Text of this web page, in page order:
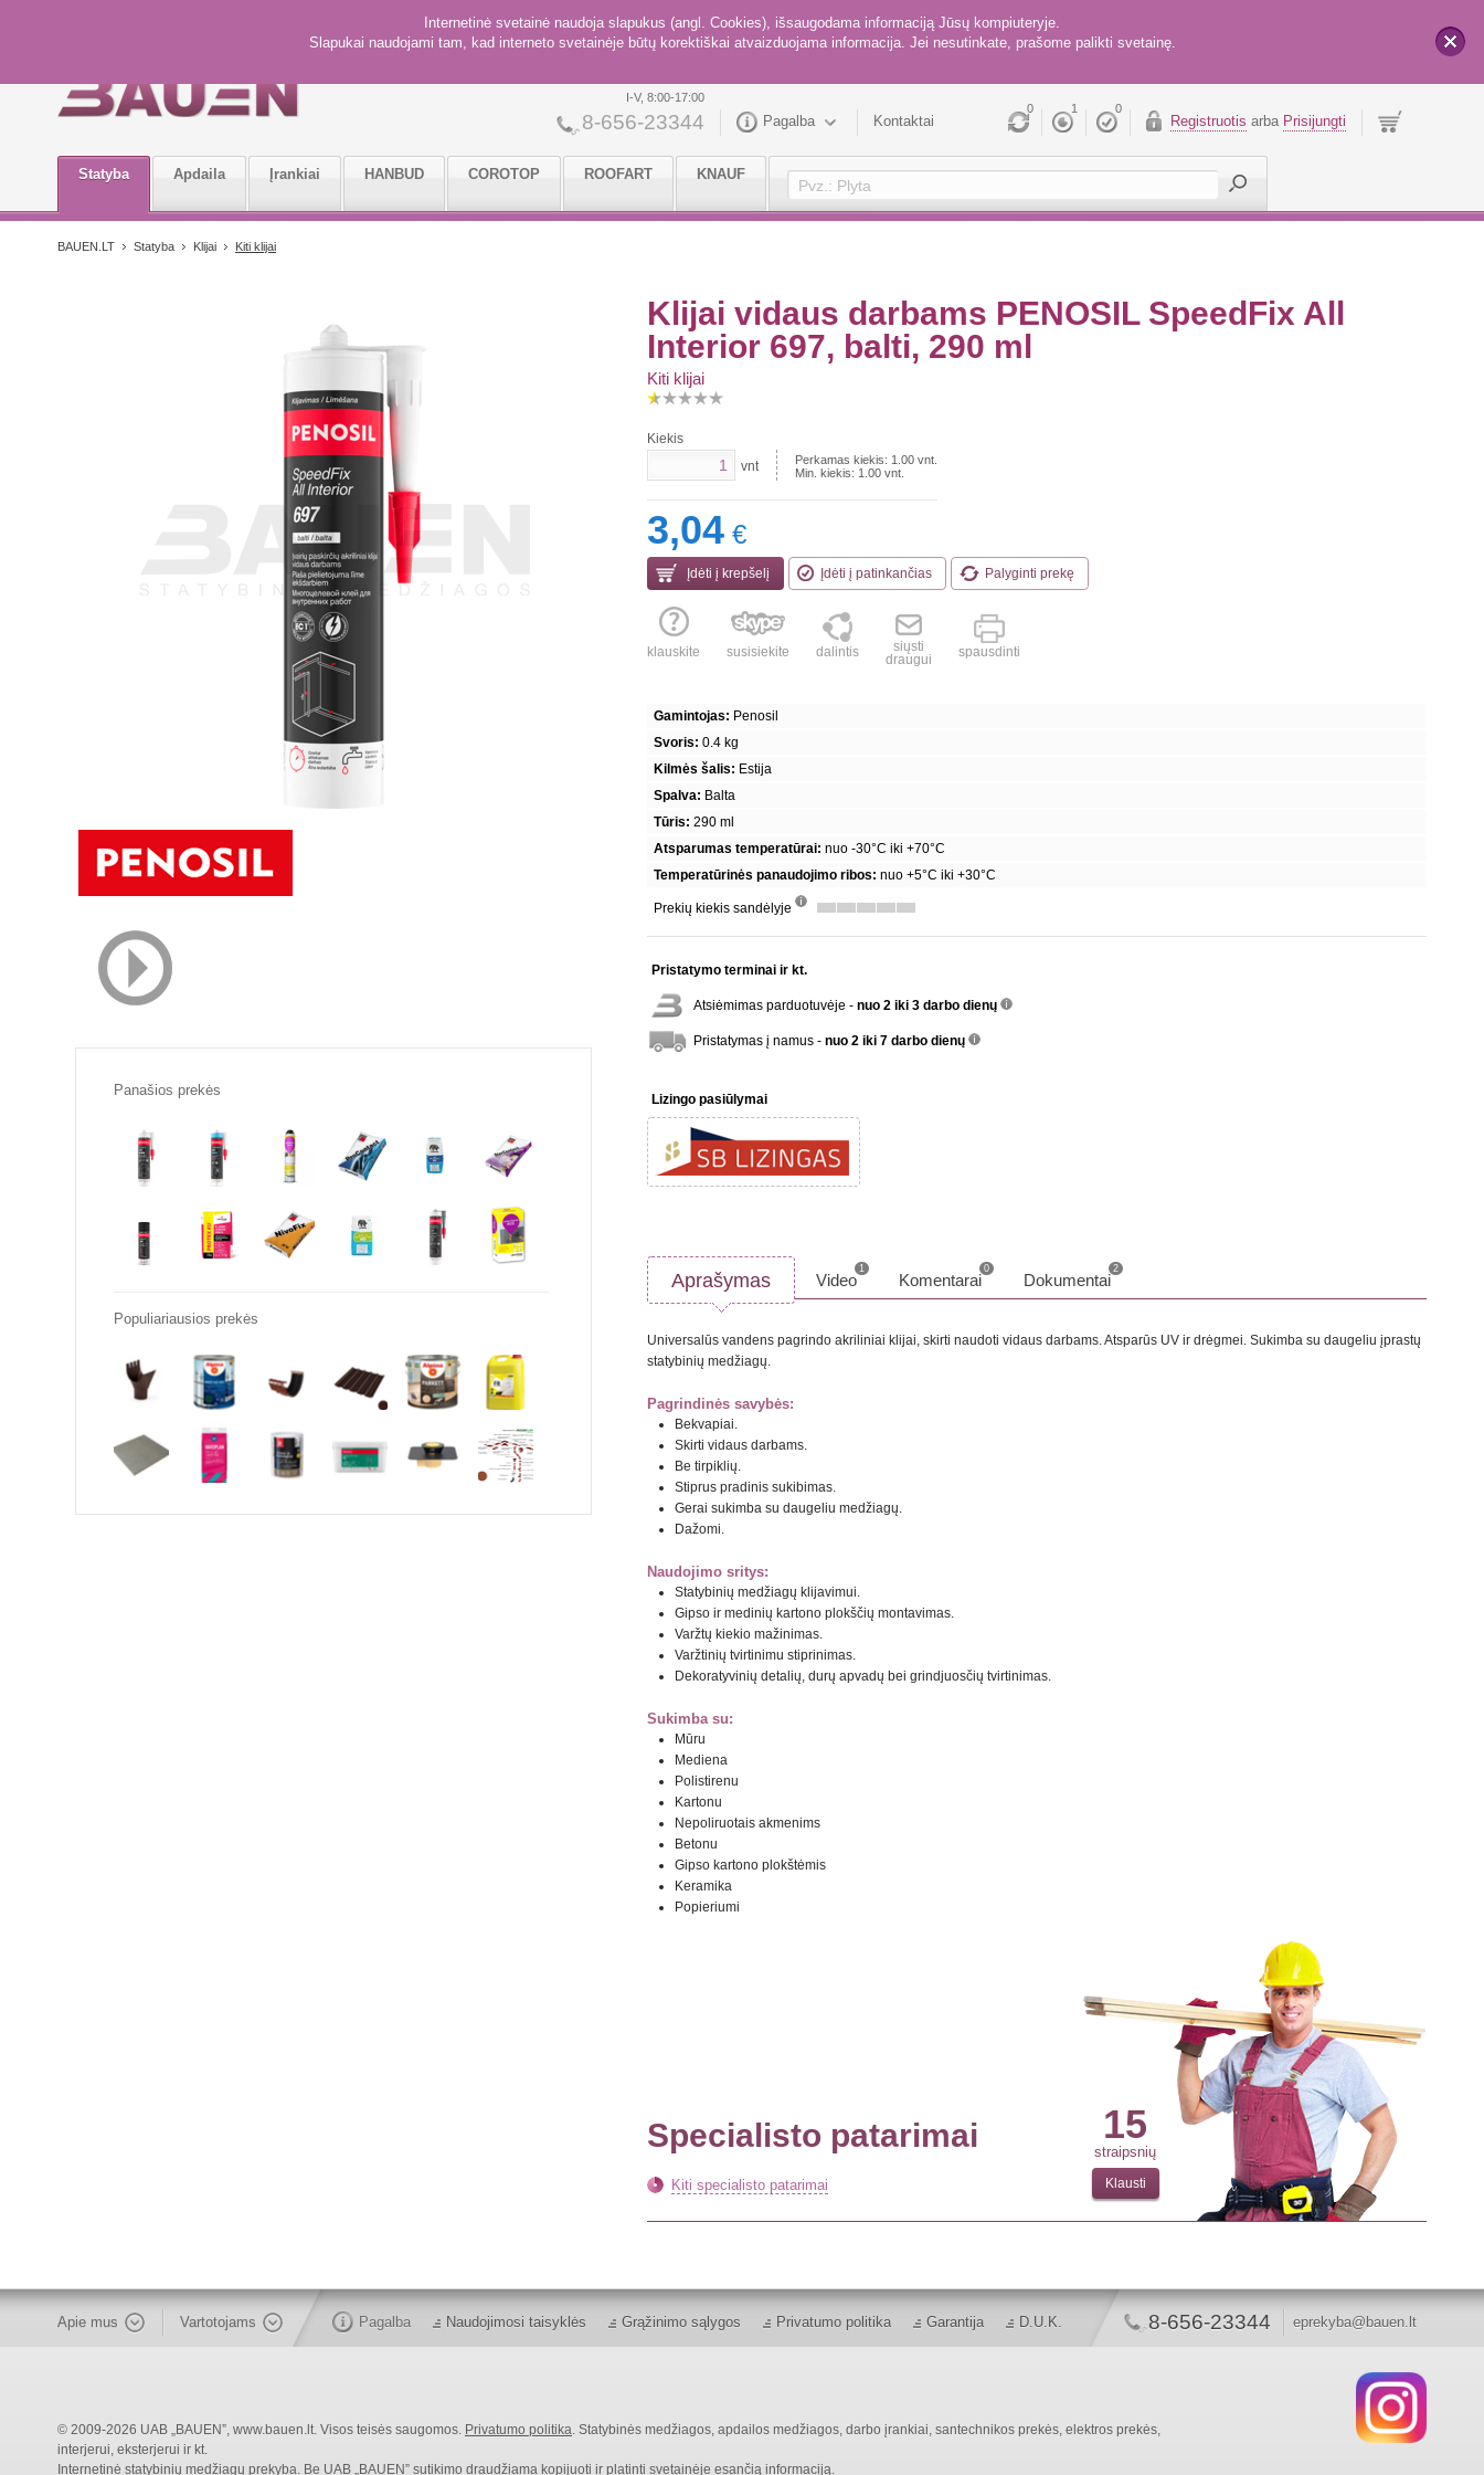
Internetinė svetainė naudoja slapukus (angl. Cookies), išsaugodama informaciją Jūsų kompiuteryje.
Slapukai naudojami tam, kad interneto svetainėje būtų korektiškai atvaizduojama informacija. Jei nesutinkate, prašome palikti svetainę.
0 1 0
Registruotis arba Prisijungti
I-V, 8:00-17:00
8-656-23344 Pagalba Kontaktai
Statyba Apdaila Įrankiai HANBUD COROTOP ROOFART KNAUF
BAUEN.LT Statyba Klijai Kiti klijai
Klijai vidaus darbams PENOSIL SpeedFix All
Interior 697, balti, 290 ml
Kiti klijai
Kiekis
vnt
Perkamas kiekis: 1.00 vnt.
Min. kiekis: 1.00 vnt.
3,04 €
Įdėti į krepšelį Įdėti į patinkančias Palyginti prekę
klauskite susisiekite dalintis
siųsti
draugui
spausdinti
Gamintojas: Penosil
Svoris: 0.4 kg
Kilmės šalis: Estija
Spalva: Balta
Tūris: 290 ml
Atsparumas temperatūrai: nuo -30°C iki +70°C
Temperatūrinės panaudojimo ribos: nuo +5°C iki +30°C
Prekių kiekis sandėlyje
Pristatymo terminai ir kt.
Atsiėmimas parduotuvėje - nuo 2 iki 3 darbo dienų
Pristatymas į namus - nuo 2 iki 7 darbo dienų
Lizingo pasiūlymai
Aprašymas Video
1
Komentarai
0
Dokumentai
2
Universalūs vandens pagrindo akriliniai klijai, skirti naudoti vidaus darbams. Atsparūs UV ir drėgmei. Sukimba su daugeliu įprastų
statybinių medžiagų.
Pagrindinės savybės:
Bekvapiai.
Skirti vidaus darbams.
Be tirpiklių.
Stiprus pradinis sukibimas.
Gerai sukimba su daugeliu medžiagų.
Dažomi.
Naudojimo sritys:
Statybinių medžiagų klijavimui.
Gipso ir medinių kartono plokščių montavimas.
Varžtų kiekio mažinimas.
Varžtinių tvirtinimu stiprinimas.
Dekoratyvinių detalių, durų apvadų bei grindjuosčių tvirtinimas.
Sukimba su:
Mūru
Mediena
Polistirenu
Kartonu
Nepoliruotais akmenims
Betonu
Gipso kartono plokštėmis
Keramika
Popieriumi
Specialisto patarimai
Kiti specialisto patarimai
15
straipsnių
Klausti
Panašios prekės
Populiariausios prekės
Apie mus Vartotojams Pagalba Naudojimosi taisyklės Grąžinimo sąlygos Privatumo politika Garantija D.U.K. 8-656-23344 eprekyba@bauen.lt
© 2009-2026 UAB „BAUEN”, www.bauen.lt. Visos teisės saugomos. Privatumo politika. Statybinės medžiagos, apdailos medžiagos, darbo įrankiai, santechnikos prekės, elektros prekės,
interjerui, eksterjerui ir kt.
Internetinė statybinių medžiagų prekyba. Be UAB „BAUEN” sutikimo draudžiama kopijuoti ir platinti svetainėje esančią informaciją.